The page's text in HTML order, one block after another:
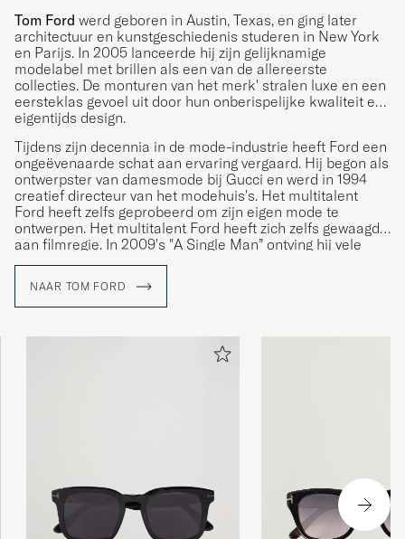
Tom Ford werd geboren in Austin, Texas, en ging later
architectuur en kunstgeschiedenis studeren in New York
en Parijs. In 2005 lanceerde hij zijn gelijknamige
modelabel met brillen als een van de allereerste
collecties. De monturen van het merk' stralen luxe en een
eersteklas gevoel uit door hun onberispelijke kwaliteit en
eigentijds design.
Tijdens zijn decennia in de mode-industrie heeft Ford een
ongeëvenaarde schat aan ervaring vergaard. Hij begon als
ontwerpster van damesmode bij Gucci en werd in 1994
creatief directeur van het modehuis's. Het multitalent
Ford heeft zelfs geprobeerd om zijn eigen mode te
ontwerpen. Het multitalent Ford heeft zich zelfs gewaagd
aan filmregie. In 2009's "A Single Man” ontving hij vele
prestigieuze prijzen.
NAAR TOM FORD